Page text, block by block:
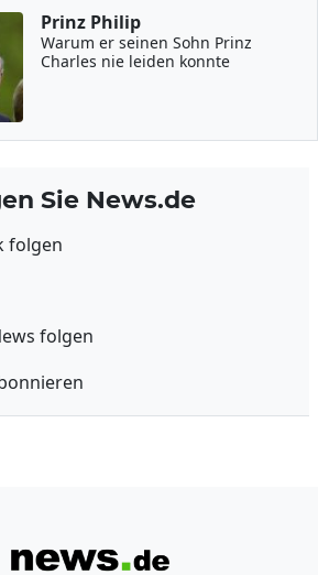
Prinz Philip
Warum er seinen Sohn Prinz
Charles nie leiden konnte
Sie News.de
folgen
folgen